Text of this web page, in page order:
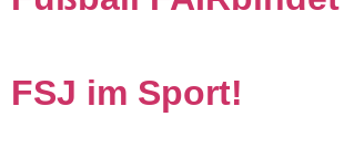
FSJ im Sport!